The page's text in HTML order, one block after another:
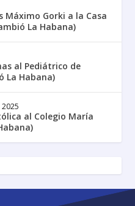
Máximo Gorki a la Casa
La Habana)
al Pediátrico de
La Habana)
al Colegio María